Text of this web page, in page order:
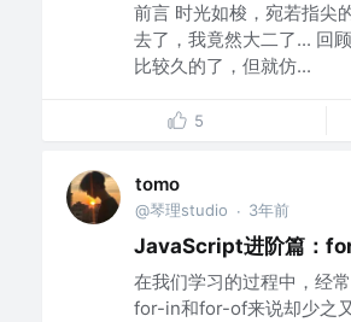
前言 时光如梭，宛若指尖
去了，我竟然大二了... 回
比较久的了，但就仿...
5
tomo
@琴理studio · 3年前
JavaScript进阶篇：
在我们学习的过程中，经
for-in和for-of来说却少之